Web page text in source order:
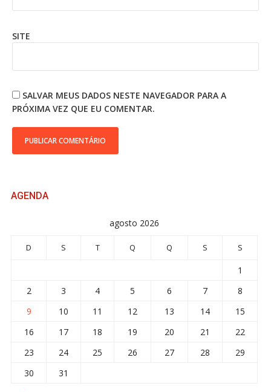
SITE
SALVAR MEUS DADOS NESTE NAVEGADOR PARA A
PRÓXIMA VEZ QUE EU COMENTAR.
AGENDA
agosto 2026
D S T Q Q S S
1
2
3 4 5 6 7
8
9
10 11 12 13 14
15
16
17 18 19 20 21
22
23
24 25 26 27 28
29
30
31